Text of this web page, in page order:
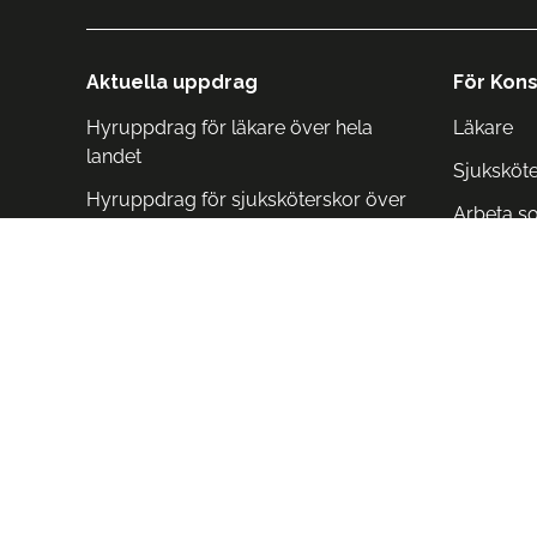
Aktuella uppdrag
Hyruppdrag för läkare över hela
landet
Hyruppdrag för sjuksköterskor över
För
Läkare
Arbeta